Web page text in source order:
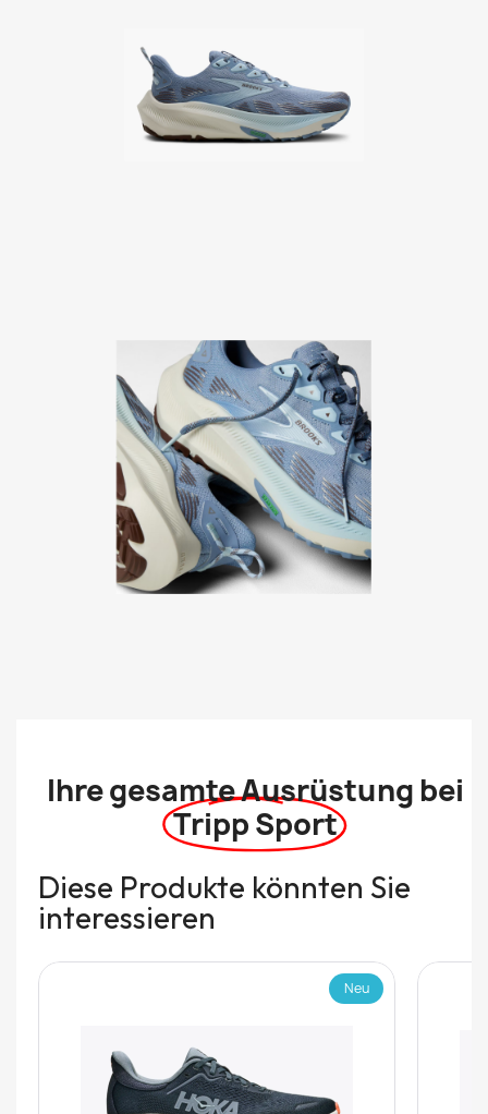
Ihre gesamte Ausrüstung bei
Tripp Sport
Diese Produkte könnten Sie
interessieren
Neu